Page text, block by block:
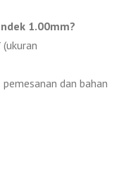
1.00mm?
dan bahan